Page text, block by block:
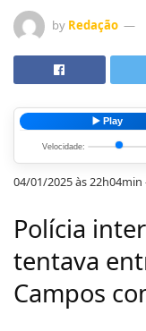
by Redação
▶️ Play
Velocidade:
04/01/2025 às
Polícia
tentava
Campos